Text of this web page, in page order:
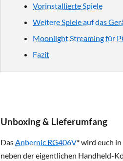
Vorinstallierte Spiele
Weitere Spiele auf das
Moonlight Streaming für
Fazit
Unboxing & Lieferumfang
DasAnbernic RG406V* wird euch
neben der eigentlichen Handheld-